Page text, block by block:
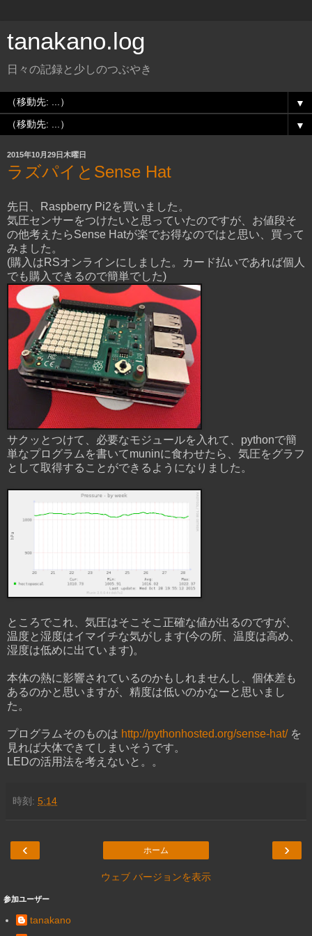
tanakano.log
日々の記録と少しのつぶやき
▼
▼
2015年10月29日木曜日
ラズパイとSense Hat
先日、Raspberry Pi2を買いました。
気圧センサーをつけたいと思っていたのですが、お値段そ
の他考えたらSense Hatが楽でお得なのではと思い、買って
みました。
(購入はRSオンラインにしました。カード払いであれば個人
でも購入できるので簡単でした)
サクッとつけて、必要なモジュールを入れて、pythonで簡
単なプログラムを書いてmuninに食わせたら、気圧をグラフ
として取得することができるようになりました。
ところでこれ、気圧はそこそこ正確な値が出るのですが、
温度と湿度はイマイチな気がします(今の所、温度は高め、
湿度は低めに出ています)。
本体の熱に影響されているのかもしれませんし、個体差も
あるのかと思いますが、精度は低いのかなーと思いまし
た。
プログラムそのものは http://pythonhosted.org/sense-hat/を
見れば大体できてしまいそうです。
LEDの活用法を考えないと。。
時刻: 5:14
‹ ›
ホーム
ウェブ バージョンを表示
参加ユーザー
tanakano